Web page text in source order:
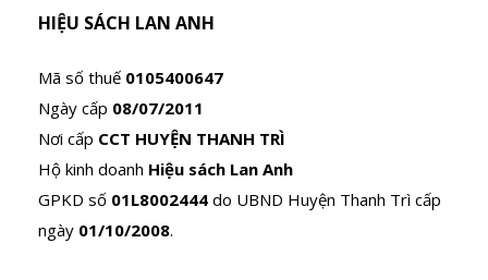
HIỆU SÁCH LAN ANH
Mã số thuế 0105400647
Ngày cấp 08/07/2011
Nơi cấp CCT HUYỆN THANH TRÌ
Hộ kinh doanh Hiệu sách Lan Anh
GPKD số 01L8002444 do UBND Huyện Thanh Trì cấp
ngày 01/10/2008.